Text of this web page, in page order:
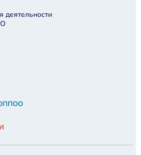
деятельности